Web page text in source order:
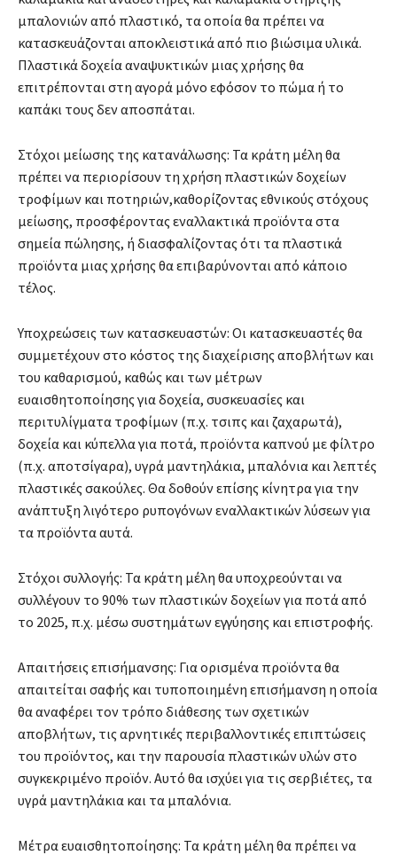
μπαλονιών από πλαστικό, τα οποία θα πρέπει να
κατασκευάζονται αποκλειστικά από πιο βιώσιμα υλικά.
Πλαστικά δοχεία αναψυκτικών μιας χρήσης θα
επιτρέπονται στη αγορά μόνο εφόσον το πώμα ή το
καπάκι τους δεν αποσπάται.
Στόχοι μείωσης της κατανάλωσης: Τα κράτη μέλη θα
πρέπει να περιορίσουν τη χρήση πλαστικών δοχείων
τροφίμων και ποτηριών,καθορίζοντας εθνικούς στόχους
μείωσης, προσφέροντας εναλλακτικά προϊόντα στα
σημεία πώλησης, ή διασφαλίζοντας ότι τα πλαστικά
προϊόντα μιας χρήσης θα επιβαρύνονται από κάποιο
τέλος.
Υποχρεώσεις των κατασκευαστών: Οι κατασκευαστές θα
συμμετέχουν στο κόστος της διαχείρισης αποβλήτων και
του καθαρισμού, καθώς και των μέτρων
ευαισθητοποίησης για δοχεία, συσκευασίες και
περιτυλίγματα τροφίμων (π.χ. τσιπς και ζαχαρωτά),
δοχεία και κύπελλα για ποτά, προϊόντα καπνού με φίλτρο
(π.χ. αποτσίγαρα), υγρά μαντηλάκια, μπαλόνια και λεπτές
πλαστικές σακούλες. Θα δοθούν επίσης κίνητρα για την
ανάπτυξη λιγότερο ρυπογόνων εναλλακτικών λύσεων για
τα προϊόντα αυτά.
Στόχοι συλλογής: Τα κράτη μέλη θα υποχρεούνται να
συλλέγουν το 90% των πλαστικών δοχείων για ποτά από
το 2025, π.χ. μέσω συστημάτων εγγύησης και επιστροφής.
Απαιτήσεις επισήμανσης: Για ορισμένα προϊόντα θα
απαιτείται σαφής και τυποποιημένη επισήμανση η οποία
θα αναφέρει τον τρόπο διάθεσης των σχετικών
αποβλήτων, τις αρνητικές περιβαλλοντικές επιπτώσεις
του προϊόντος, και την παρουσία πλαστικών υλών στο
συγκεκριμένο προϊόν. Αυτό θα ισχύει για τις σερβιέτες, τα
υγρά μαντηλάκια και τα μπαλόνια.
Μέτρα ευαισθητοποίησης: Τα κράτη μέλη θα πρέπει να